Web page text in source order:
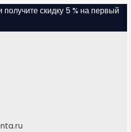
получите скидку 5 % на первый